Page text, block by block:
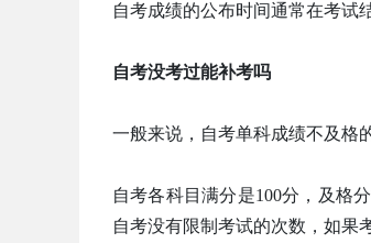
自考成绩的公布时间通常在考试
自考没考过能补考吗
一般来说，自考单科成绩不及格
自考各科目满分是100分，及格
自考没有限制考试的次数，如果